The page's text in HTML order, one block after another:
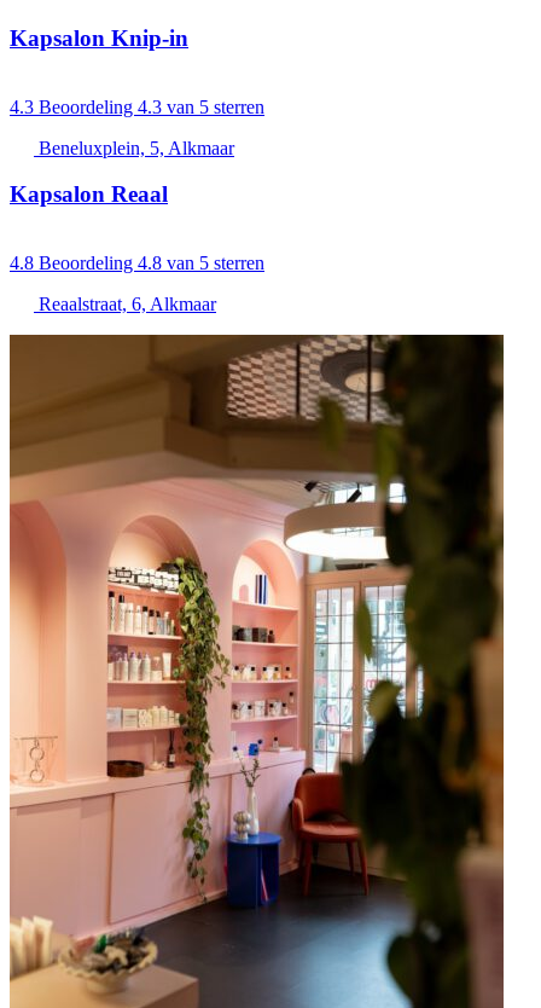
Kapsalon Knip-in
4.3 Beoordeling 4.3 van 5 sterren
Beneluxplein, 5, Alkmaar
Kapsalon Reaal
4.8 Beoordeling 4.8 van 5 sterren
Reaalstraat, 6, Alkmaar